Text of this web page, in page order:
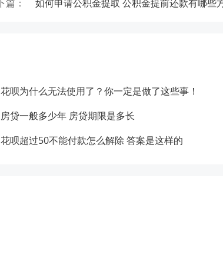
下篇： 如何申请公积金提取 公积金提前还款有哪些
花呗为什么无法使用了？你一定是做了这些事！
房贷一般多少年 房贷期限是多长
花呗超过50不能付款怎么解除 答案是这样的